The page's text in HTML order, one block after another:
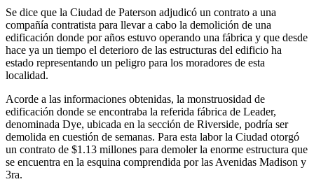
Se dice que la Ciudad de Paterson adjudicó un contrato a una
compañía contratista para llevar a cabo la demolición de una
edificación donde por años estuvo operando una fábrica y que desde
hace ya un tiempo el deterioro de las estructuras del edificio ha
estado representando un peligro para los moradores de esta
localidad.
Acorde a las informaciones obtenidas, la monstruosidad de
edificación donde se encontraba la referida fábrica de Leader,
denominada Dye, ubicada en la sección de Riverside, podría ser
demolida en cuestión de semanas. Para esta labor la Ciudad otorgó
un contrato de $1.13 millones para demoler la enorme estructura que
se encuentra en la esquina comprendida por las Avenidas Madison y
3ra.